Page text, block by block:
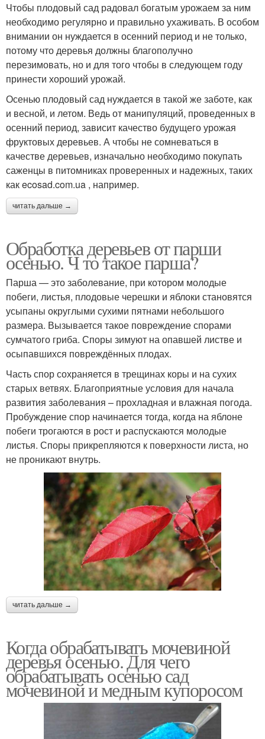
Чтобы плодовый сад радовал богатым урожаем за ним
необходимо регулярно и правильно ухаживать. В особом
внимании он нуждается в осенний период и не только,
потому что деревья должны благополучно
перезимовать, но и для того чтобы в следующем году
принести хороший урожай.
Осенью плодовый сад нуждается в такой же заботе, как
и весной, и летом. Ведь от манипуляций, проведенных в
осенний период, зависит качество будущего урожая
фруктовых деревьев. А чтобы не сомневаться в
качестве деревьев, изначально необходимо покупать
саженцы в питомниках проверенных и надежных, таких
как ecosad.com.ua , например.
читать дальше →
Обработка деревьев от парши
осенью. Ч то такое парша?
Парша — это заболевание, при котором молодые
побеги, листья, плодовые черешки и яблоки становятся
усыпаны округлыми сухими пятнами небольшого
размера. Вызывается такое повреждение спорами
сумчатого гриба. Споры зимуют на опавшей листве и
осыпавшихся повреждённых плодах.
Часть спор сохраняется в трещинах коры и на сухих
старых ветвях. Благоприятные условия для начала
развития заболевания – прохладная и влажная погода.
Пробуждение спор начинается тогда, когда на яблоне
побеги трогаются в рост и распускаются молодые
листья. Споры прикрепляются к поверхности листа, но
не проникают внутрь.
читать дальше →
Когда обрабатывать мочевиной
деревья осенью. Для чего
обрабатывать осенью сад
мочевиной и медным купоросом